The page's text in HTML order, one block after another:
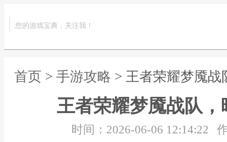
您的游戏宝典，关注我！
首页 > 手游攻略 > 王者荣耀梦魇
王者荣耀梦魇战队
时间：2026-06-06 12:14:22